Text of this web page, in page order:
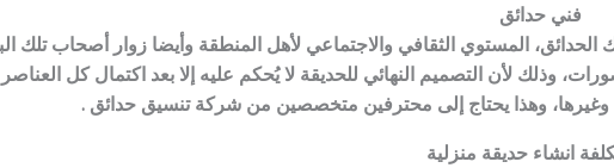
فني حدائق
المستوي الثقافي والاجتماعي لأهل المنطقة وأيضا زوار أصحاب تلك
لأن التصميم النهائي للحديقة لا يُحكم عليه إلا بعد اكتمال كل العناصر
وهذا يحتاج إلى محترفين متخصصين من شركة تنسيق حدائق .
انشاء حديقة منزلية